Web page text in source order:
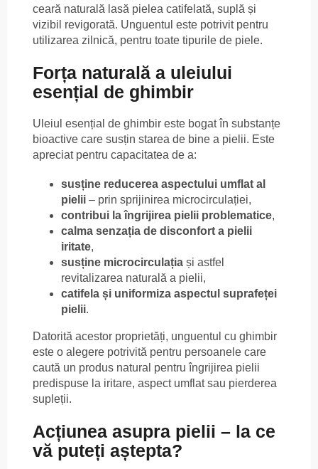
ceară naturală lasă pielea catifelată, suplă și
vizibil revigorată. Unguentul este potrivit pentru
utilizarea zilnică, pentru toate tipurile de piele.
Forța naturală a uleiului
esențial de ghimbir
Uleiul esențial de ghimbir este bogat în substanțe
bioactive care susțin starea de bine a pielii. Este
apreciat pentru capacitatea de a:
susține reducerea aspectului umflat al
pielii – prin sprijinirea microcirculației,
contribui la îngrijirea pielii problematice,
calma senzația de disconfort a pielii
iritate,
susține microcirculația și astfel
revitalizarea naturală a pielii,
catifela și uniformiza aspectul suprafeței
pielii.
Datorită acestor proprietăți, unguentul cu ghimbir
este o alegere potrivită pentru persoanele care
caută un produs natural pentru îngrijirea pielii
predispuse la iritare, aspect umflat sau pierderea
supleții.
Acțiunea asupra pielii – la ce
vă puteți aștepta?